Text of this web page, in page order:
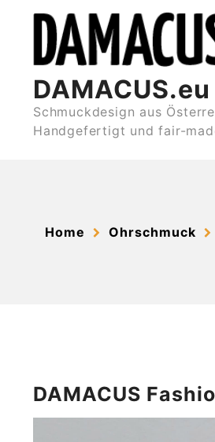
content
DAMACUS.eu
Schmuckdesign aus
Handgefertigt und fair-
Home Ohrschmuck
DAMACUS